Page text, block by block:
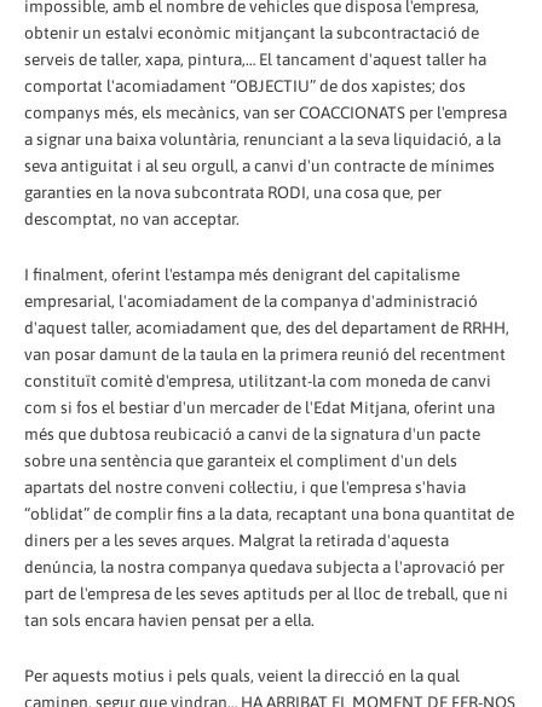
impossible, amb el nombre de vehicles que disposa l'empresa,
obtenir un estalvi econòmic mitjançant la subcontractació de
serveis de taller, xapa, pintura,… El tancament d'aquest taller ha
comportat l'acomiadament “OBJECTIU” de dos xapistes; dos
companys més, els mecànics, van ser COACCIONATS per l'empresa
a signar una baixa voluntària, renunciant a la seva liquidació, a la
seva antiguitat i al seu orgull, a canvi d'un contracte de mínimes
garanties en la nova subcontrata RODI, una cosa que, per
descomptat, no van acceptar.
I finalment, oferint l'estampa més denigrant del capitalisme
empresarial, l'acomiadament de la companya d'administració
d'aquest taller, acomiadament que, des del departament de RRHH,
van posar damunt de la taula en la primera reunió del recentment
constituït comitè d'empresa, utilitzant-la com moneda de canvi
com si fos el bestiar d'un mercader de l'Edat Mitjana, oferint una
més que dubtosa reubicació a canvi de la signatura d'un pacte
sobre una sentència que garanteix el compliment d'un dels
apartats del nostre conveni col·lectiu, i que l'empresa s'havia
“oblidat” de complir fins a la data, recaptant una bona quantitat de
diners per a les seves arques. Malgrat la retirada d'aquesta
denúncia, la nostra companya quedava subjecta a l'aprovació per
part de l'empresa de les seves aptituds per al lloc de treball, que ni
tan sols encara havien pensat per a ella.
Per aquests motius i pels quals, veient la direcció en la qual
caminen, segur que vindran… HA ARRIBAT EL MOMENT DE FER-NOS